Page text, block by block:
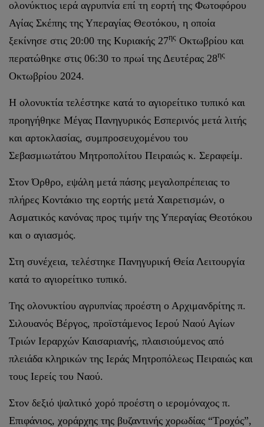
ολονύκτιος ιερά αγρυπνία επί τη εορτή της Φωτοφόρου
Αγίας Σκέπης της Υπεραγίας Θεοτόκου, η οποία
ξεκίνησε στις 20:00 της Κυριακής 27ης Οκτωβρίου και
περατώθηκε στις 06:30 το πρωί της Δευτέρας 28ης
Οκτωβρίου 2024.
Η ολονυκτία τελέστηκε κατά το αγιορείτικο τυπικό και
προηγήθηκε Μέγας Πανηγυρικός Εσπερινός μετά λιτής
και αρτοκλασίας, συμπροσευχομένου του
Σεβασμιωτάτου Μητροπολίτου Πειραιώς κ. Σεραφείμ.
Στον Όρθρο, εψάλη μετά πάσης μεγαλοπρέπειας το
πλήρες Κοντάκιο της εορτής μετά Χαιρετισμών, ο
Ασματικός κανόνας προς τιμήν της Υπεραγίας Θεοτόκου
και ο αγιασμός.
Στη συνέχεια, τελέστηκε Πανηγυρική Θεία Λειτουργία
κατά το αγιορείτικο τυπικό.
Της ολονυκτίου αγρυπνίας προέστη ο Αρχιμανδρίτης π.
Σιλουανός Βέργος, προϊστάμενος Ιερού Ναού Αγίων
Τριών Ιεραρχών Καισαριανής, πλαισιούμενος από
πλειάδα κληρικών της Ιεράς Μητροπόλεως Πειραιώς και
τους Ιερείς του Ναού.
Στον δεξιό ψαλτικό χορό προέστη ο ιερομόναχος π.
Επιφάνιος, χοράρχης της βυζαντινής χορωδίας “Τροχός”,